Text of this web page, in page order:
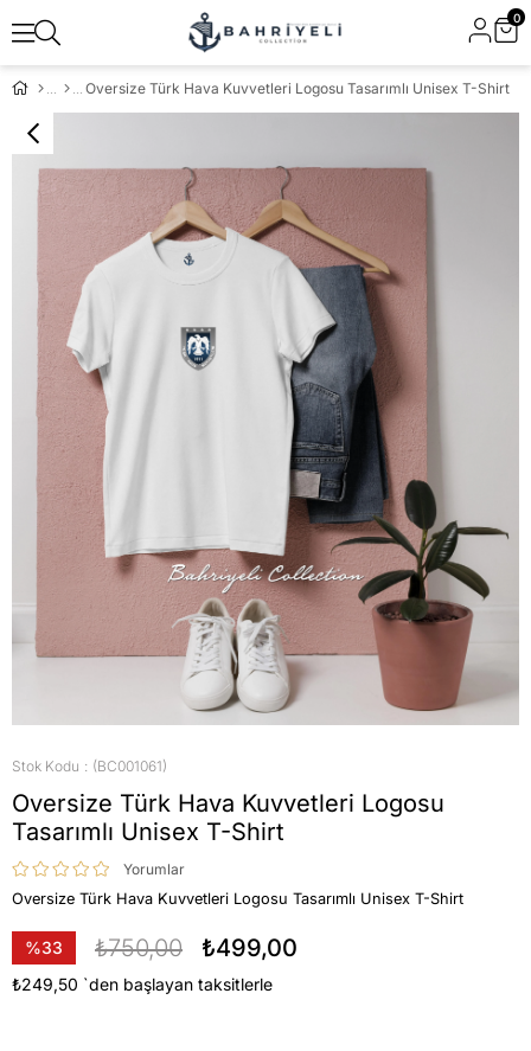
0
Oversize Türk Hava Kuvvetleri Logosu Tasarımlı Unisex T-Shirt
Stok Kodu (BC001061)
Oversize Türk Hava Kuvvetleri Logosu
Tasarımlı Unisex T-Shirt
Yorumlar
Oversize Türk Hava Kuvvetleri Logosu Tasarımlı Unisex T-Shirt
%33
İndirim
₺750,00 ₺499,00
₺249,50 `den başlayan taksitlerle